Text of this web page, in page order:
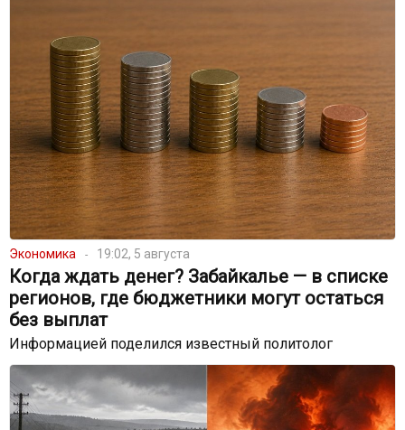
Экономика 19:02, 5 августа
Когда ждать денег? Забайкалье — в списке
регионов, где бюджетники могут остаться
без выплат
Информацией поделился известный политолог